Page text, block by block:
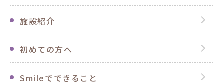
施設紹介
初めての方へ
Smileでできること